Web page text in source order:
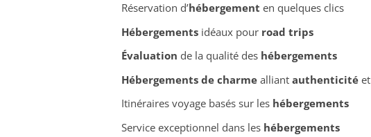
Réservation d’hébergement en quelques clics
Hébergementsidéaux pour road trips
Évaluation de la qualité des hébergements
Hébergements de charmealliant authenticitéet
Itinéraires voyage basés sur les hébergements
Service exceptionnel dans les hébergements